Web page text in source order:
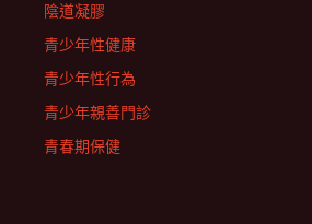
陰道凝膠
青少年性健康
青少年性行為
青少年親善門診
青春期保健